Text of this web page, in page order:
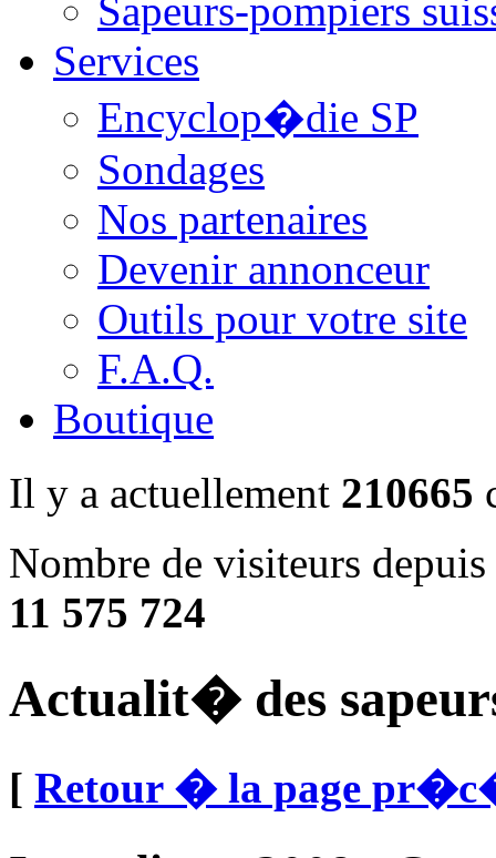
Sapeurs-pompiers
Services
Encyclop�die SP
Sondages
Nos partenaires
Devenir annonceur
Outils pour votre site
F.A.Q.
Boutique
Il y a actuellement 210665
Nombre de visiteurs
11 575 724
Actualit� des
[ Retour � la page